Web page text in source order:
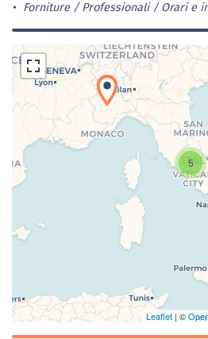
Forniture / Professionali Orari e
Caricamento della
5
Leaflet | ©